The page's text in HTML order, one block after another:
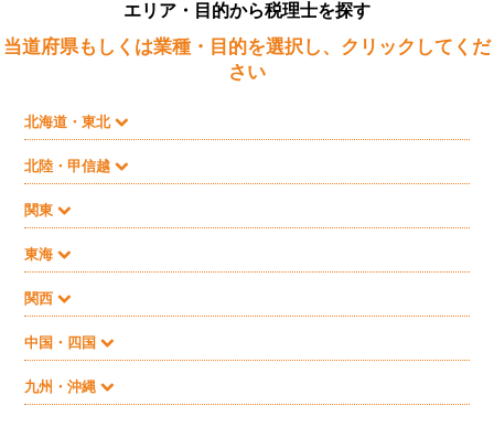
エリア・目的から税理士を探す
当道府県もしくは業種・目的を選択し、クリックしてくだ
さい
北海道・東北
北陸・甲信越
関東
東海
関西
中国・四国
九州・沖縄